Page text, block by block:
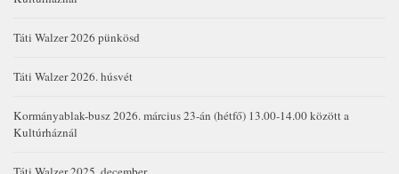
Táti Walzer 2026 pünkösd
Táti Walzer 2026. húsvét
Kormányablak-busz 2026. március 23-án (hétfő) 13.00-14.00 között a
Kultúrháznál